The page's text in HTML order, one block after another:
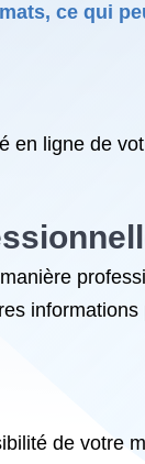
ce qui
en ligne de
de votre